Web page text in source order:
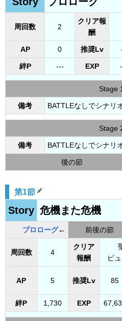
周回数 2
クリア報
酬
AP 0 推奨Lv
絆P --- EXP
Stage
備考 BATTLEなしでシナリ
Stage
備考 BATTLEなしでシナリ
後の節
第1節
Story 危機また危機
プロローグ← 前後の節
周回数 4
クリア
報酬
ピ
AP 5 推奨Lv 85
絆P 1,730 EXP